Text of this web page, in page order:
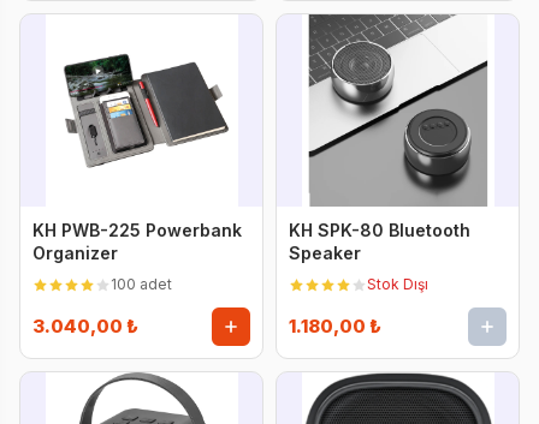
KH PWB-225 Powerbank
Organizer
100 adet
3.040,00 ₺
KH SPK-80 Bluetooth
Speaker
Stok Dışı
1.180,00 ₺